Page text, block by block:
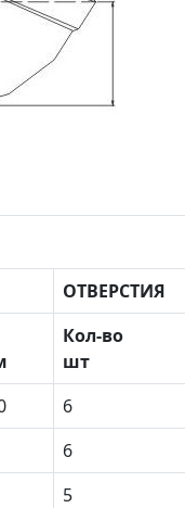
ОТВЕРСТИЯ
Кол-во
шт
6
6
5